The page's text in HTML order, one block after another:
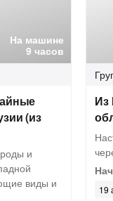
На машине
9 часов
(из
и
виды и
Из
19